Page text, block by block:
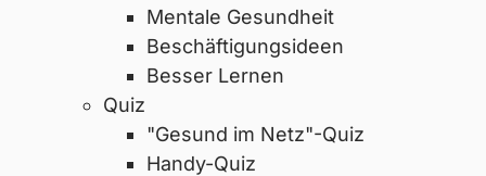
Mentale Gesundheit
Beschäftigungsideen
Besser Lernen
Quiz
"Gesund im Netz"-Quiz
Handy-Quiz